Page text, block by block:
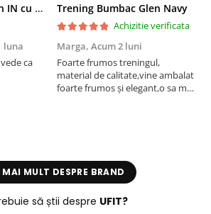
Pantaloni scurti din IN cu nasture si snur Navy
luna
ca
Trening Bumbac Glen Navy
Achizitie verificata
Marga, Acum 2 luni
Foarte frumos treningul,
material de calitate,vine ambalat
foarte frumos și elegant,o sa mai
MAI MULT DESPRE BRAND
să știi despre UFIT?